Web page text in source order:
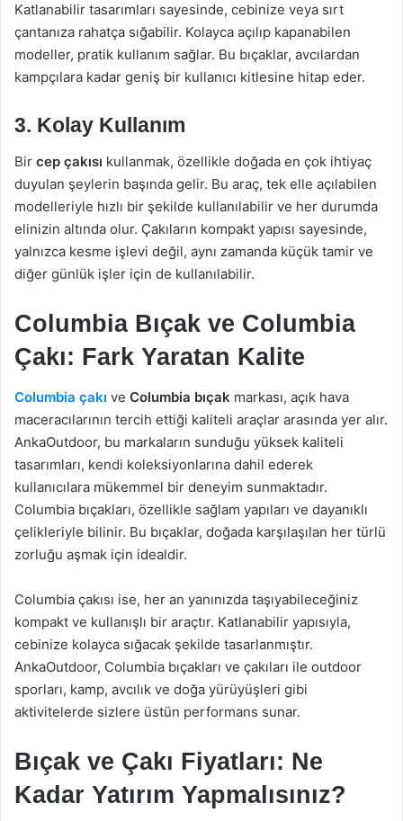
Katlanabilir tasarımları sayesinde, cebinize veya sırt
çantanıza rahatça sığabilir. Kolayca açılıp kapanabilen
modeller, pratik kullanım sağlar. Bu bıçaklar, avcılardan
kampçılara kadar geniş bir kullanıcı kitlesine hitap eder.
3. Kolay Kullanım
Bir cep çakısı kullanmak, özellikle doğada en çok ihtiyaç
duyulan şeylerin başında gelir. Bu araç, tek elle açılabilen
modelleriyle hızlı bir şekilde kullanılabilir ve her durumda
elinizin altında olur. Çakıların kompakt yapısı sayesinde,
yalnızca kesme işlevi değil, aynı zamanda küçük tamir ve
diğer günlük işler için de kullanılabilir.
Columbia Bıçak ve Columbia
Çakı: Fark Yaratan Kalite
Columbia çakı ve Columbia bıçak markası, açık hava
maceracılarının tercih ettiği kaliteli araçlar arasında yer alır.
AnkaOutdoor, bu markaların sunduğu yüksek kaliteli
tasarımları, kendi koleksiyonlarına dahil ederek
kullanıcılara mükemmel bir deneyim sunmaktadır.
Columbia bıçakları, özellikle sağlam yapıları ve dayanıklı
çelikleriyle bilinir. Bu bıçaklar, doğada karşılaşılan her türlü
zorluğu aşmak için idealdir.
Columbia çakısı ise, her an yanınızda taşıyabileceğiniz
kompakt ve kullanışlı bir araçtır. Katlanabilir yapısıyla,
cebinize kolayca sığacak şekilde tasarlanmıştır.
AnkaOutdoor, Columbia bıçakları ve çakıları ile outdoor
sporları, kamp, avcılık ve doğa yürüyüşleri gibi
aktivitelerde sizlere üstün performans sunar.
Bıçak ve Çakı Fiyatları: Ne
Kadar Yatırım Yapmalısınız?